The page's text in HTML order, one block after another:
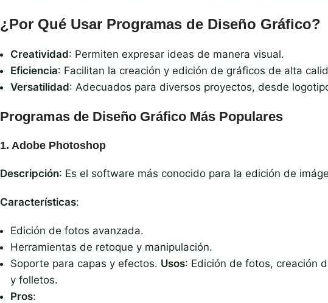
¿Por Qué Usar Programas de Diseño Gráfico?
Creatividad: Permiten expresar ideas de manera visual.
Eficiencia: Facilitan la creación y edición de gráficos de alta
Versatilidad: Adecuados para diversos proyectos, desde
Programas de Diseño Gráfico Más Populares
1. Adobe Photoshop
Descripción: Es el software más conocido para la edición de
Características:
Edición de fotos avanzada.
Herramientas de retoque y manipulación.
Soporte para capas y efectos. Usos: Edición de fotos, creación
y folletos.
Pros: